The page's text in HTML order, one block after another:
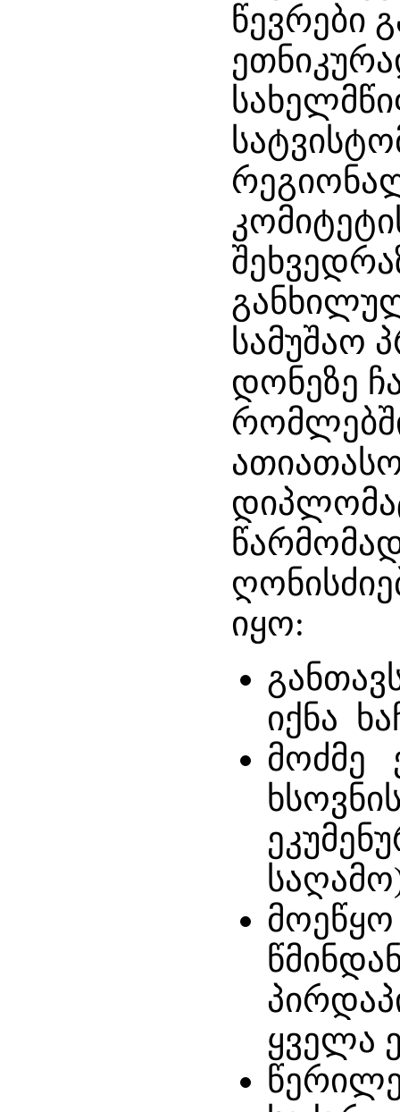
წევრები
სამუშაო
დონეზე
იყო:
იქნა
მოძმე
ყველა